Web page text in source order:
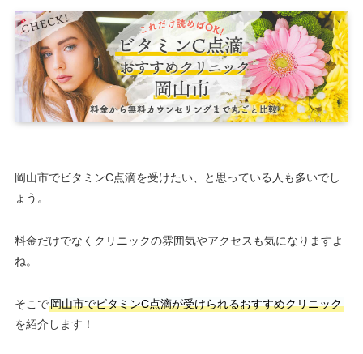
岡山市でビタミンC点滴を受けたい、と思っている人も多いでし
ょう。
料金だけでなくクリニックの雰囲気やアクセスも気になりますよ
ね。
そこで岡山市でビタミンC点滴が受けられるおすすめクリニック
を紹介します！